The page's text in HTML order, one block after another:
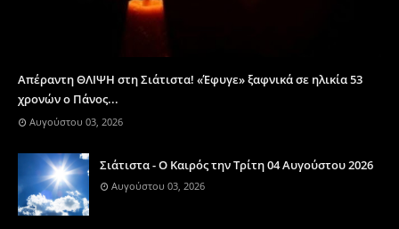
Απέραντη ΘΛΙΨΗ στη Σιάτιστα! «Έφυγε» ξαφνικά σε ηλικία 53
χρονών ο Πάνος...
Αυγούστου 03, 2026
Σιάτιστα - Ο Καιρός την Τρίτη 04 Αυγούστου 2026
Αυγούστου 03, 2026